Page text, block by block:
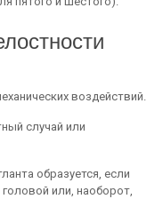
воздействий.
случай или
образуется, если
или, наоборот,